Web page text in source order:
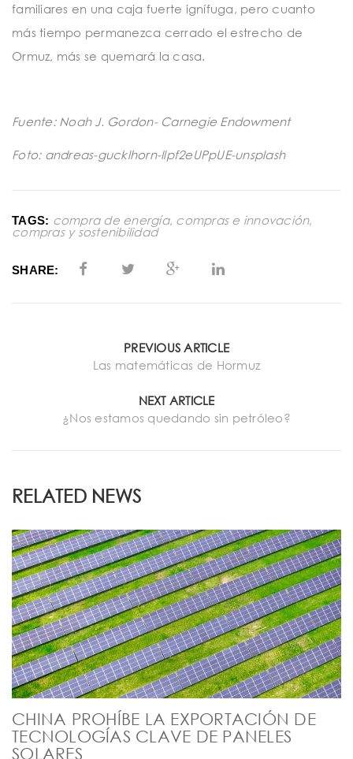
familiares en una caja fuerte ignífuga, pero cuanto
más tiempo permanezca cerrado el estrecho de
Ormuz, más se quemará la casa.
Fuente: Noah J. Gordon- Carnegie Endowment
Foto: andreas-gucklhorn-Ilpf2eUPpUE-unsplash
TAGS: compra de energía, compras e innovación,
compras y sostenibilidad
SHARE:
PREVIOUS ARTICLE
Las matemáticas de Hormuz
NEXT ARTICLE
¿Nos estamos quedando sin petróleo?
RELATED NEWS
CHINA PROHÍBE LA EXPORTACIÓN DE
TECNOLOGÍAS CLAVE DE PANELES
SOLARES